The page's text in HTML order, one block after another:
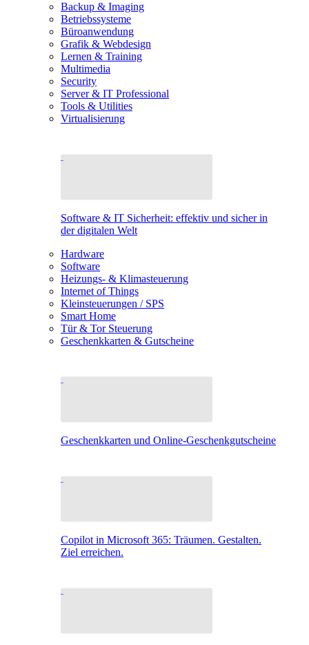
Backup & Imaging
Betriebssysteme
Büroanwendung
Grafik & Webdesign
Lernen & Training
Multimedia
Security
Server & IT Professional
Tools & Utilities
Virtualisierung
Software & IT Sicherheit: effektiv und sicher in
der digitalen Welt
Hardware
Software
Heizungs- & Klimasteuerung
Internet of Things
Kleinsteuerungen / SPS
Smart Home
Tür & Tor Steuerung
Geschenkkarten & Gutscheine
Geschenkkarten und Online-Geschenkgutscheine
Copilot in Microsoft 365: Träumen. Gestalten.
Ziel erreichen.